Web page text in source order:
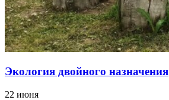
Экология двойного назначения
22 июня